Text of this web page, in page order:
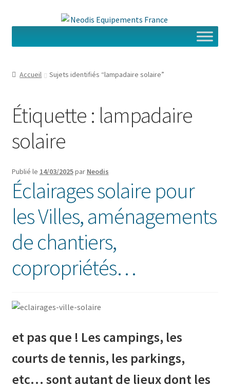
la
contenu
Accueil Sujets identifiés “lampadaire solaire”
Étiquette : lampadaire
solaire
Publié le 14/03/2025par Neodis
Éclairages solaire pour
les Villes, aménagements
de chantiers,
copropriétés…
et pas que ! Les campings, les
courts de tennis, les parkings,
etc… sont autant de lieux dont les